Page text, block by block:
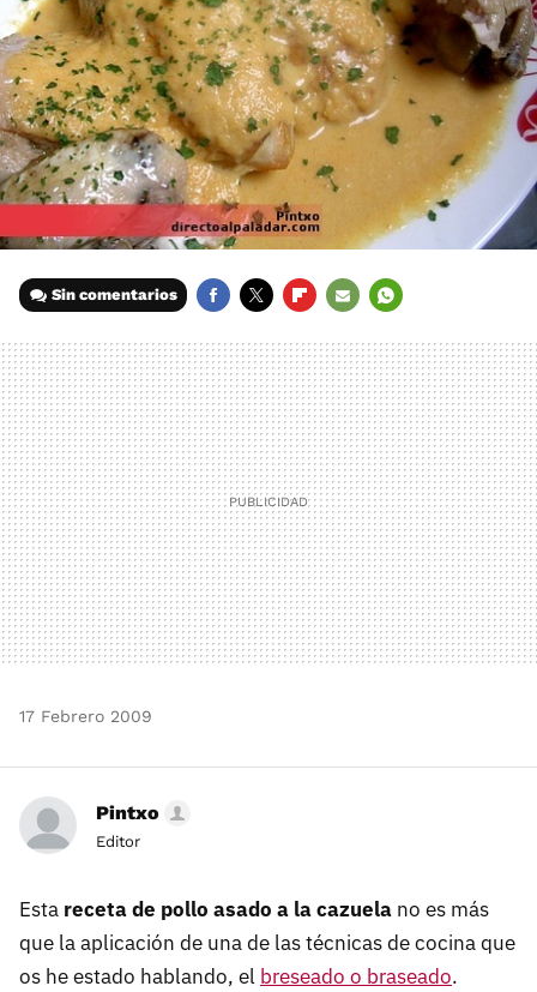
Sin comentarios
MAIL
17 Febrero 2009
Pintxo
Editor
Esta receta de pollo asado a la cazuela no es más
que la aplicación de una de las técnicas de cocina que
os he estado hablando, el breseado o braseado.